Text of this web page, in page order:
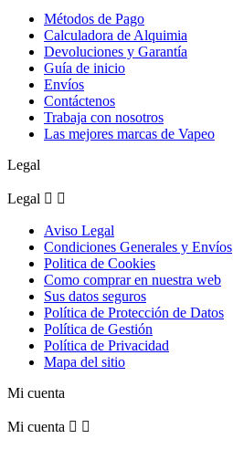
Métodos de Pago
Calculadora de Alquimia
Devoluciones y Garantía
Guía de inicio
Envíos
Contáctenos
Trabaja con nosotros
Las mejores marcas de Vapeo
Legal
Legal  
Aviso Legal
Condiciones Generales y Envíos
Politica de Cookies
Como comprar en nuestra web
Sus datos seguros
Política de Protección de Datos
Política de Gestión
Política de Privacidad
Mapa del sitio
Mi cuenta
Mi cuenta  